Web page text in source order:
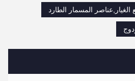
المسمار الطارد